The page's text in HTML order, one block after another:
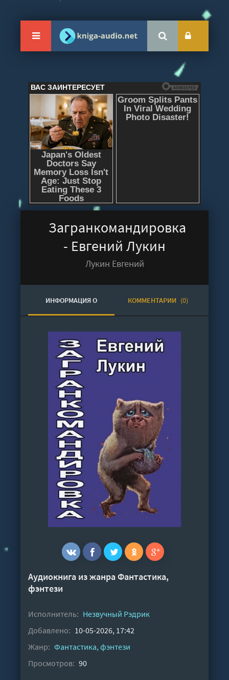
Загранкомандировка
- Евгений Лукин
Лукин Евгений
ИНФОРМАЦИЯ О
АУДИОКНИГЕ
КОММЕНТАРИИ (0)
Аудиокнига из жанраФантастика,
фэнтези
Исполнитель: Незвучный Рэдрик
Добавлено: 10-05-2026, 17:42
Жанр: Фантастика, фэнтези
Просмотров: 90